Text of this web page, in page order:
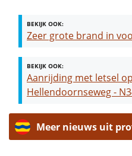
BEKIJK OOK:
Zeer grote brand in
BEKIJK OOK:
Aanrijding met letsel
Hellendoornseweg -
Meer nieuws uit